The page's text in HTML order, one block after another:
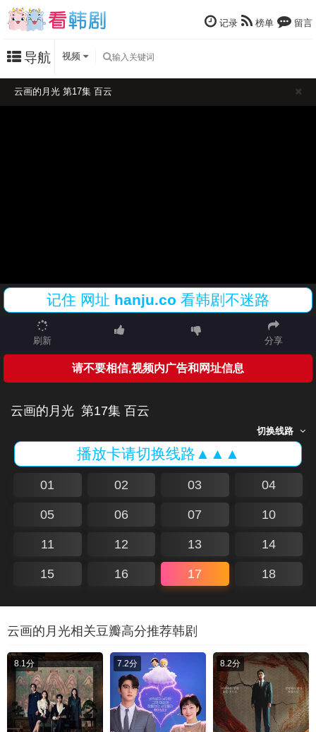
记录 榜单 留言
导航 视频
云画的月光 第17集 百云
记住 网址 hanju.co 看韩剧不迷路
刷新 分享
请不要相信,视频内广告和网址信息
云画的月光 第17集 百云
切换线路
播放卡请切换线路▲▲▲
01 02 03 04
05 06 07 10
11 12 13 14
15 16 17 18
云画的月光相关豆瓣高分推荐韩剧
8.1分 7.2分 8.2分